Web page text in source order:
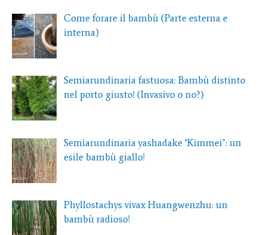
Come forare il bambù (Parte esterna e
interna)
Semiarundinaria fastuosa: Bambù distinto
nel porto giusto! (Invasivo o no?)
Semiarundinaria yashadake ‘Kimmei’: un
esile bambù giallo!
Phyllostachys vivax Huangwenzhu: un
bambù radioso!